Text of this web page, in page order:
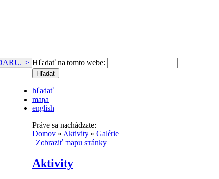
> Hľadať na tomto webe:
hľadať
mapa
english
Práve sa nachádzate:
Domov » Aktivity » Galérie
| Zobraziť mapu stránky
Aktivity